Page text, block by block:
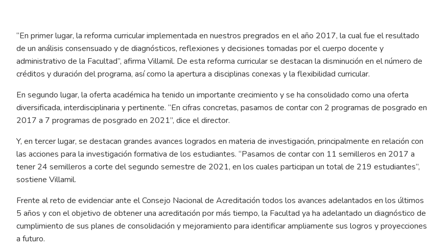
“En primer lugar, la reforma curricular implementada en nuestros pregrados en el año 2017, la cual fue el resultado
de un análisis consensuado y de diagnósticos, reflexiones y decisiones tomadas por el cuerpo docente y
administrativo de la Facultad”, afirma Villamil. De esta reforma curricular se destacan la disminución en el número de
créditos y duración del programa, así como la apertura a disciplinas conexas y la flexibilidad curricular.
En segundo lugar, la oferta académica ha tenido un importante crecimiento y se ha consolidado como una oferta
diversificada, interdisciplinaria y pertinente. “En cifras concretas, pasamos de contar con 2 programas de posgrado en
2017 a 7 programas de posgrado en 2021”, dice el director.
Y, en tercer lugar, se destacan grandes avances logrados en materia de investigación, principalmente en relación con
las acciones para la investigación formativa de los estudiantes. “Pasamos de contar con 11 semilleros en 2017 a
tener 24 semilleros a corte del segundo semestre de 2021, en los cuales participan un total de 219 estudiantes”,
sostiene Villamil.
Frente al reto de evidenciar ante el Consejo Nacional de Acreditación todos los avances adelantados en los últimos
5 años y con el objetivo de obtener una acreditación por más tiempo, la Facultad ya ha adelantado un diagnóstico de
cumplimiento de sus planes de consolidación y mejoramiento para identificar ampliamente sus logros y proyecciones
a futuro.